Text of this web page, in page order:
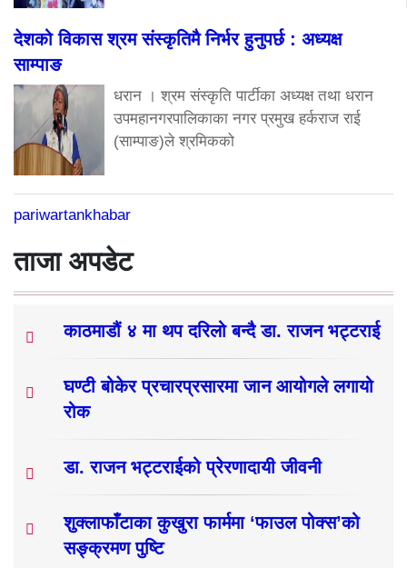
देशको विकास श्रम संस्कृतिमै निर्भर हुनुपर्छ : अध्यक्ष
साम्पाङ
धरान । श्रम संस्कृति पार्टीका अध्यक्ष तथा धरान
उपमहानगरपालिकाका नगर प्रमुख हर्कराज राई
(साम्पाङ)ले श्रमिकको
pariwartankhabar
ताजा अपडेट
काठमाडौं ४ मा थप दरिलो बन्दै डा. राजन भट्टराई
घण्टी बोकेर प्रचारप्रसारमा जान आयोगले लगायो
रोक
डा. राजन भट्टराईको प्रेरणादायी जीवनी
शुक्लाफाँटाका कुखुरा फार्ममा ‘फाउल पोक्स’को
सङ्क्रमण पुष्टि